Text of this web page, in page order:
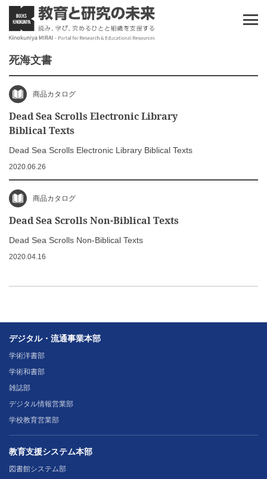
死海文書
商品カタログ
Dead Sea Scrolls Electronic Library
Biblical Texts
Dead Sea Scrolls Electronic Library Biblical Texts
2020.06.26
商品カタログ
Dead Sea Scrolls Non-Biblical Texts
Dead Sea Scrolls Non-Biblical Texts
2020.04.16
デジタル・流通事業本部
学術洋書部
学術和書部
雑誌部
デジタル情報営業部
学校教育営業部
教育支援システム本部
図書館システム部